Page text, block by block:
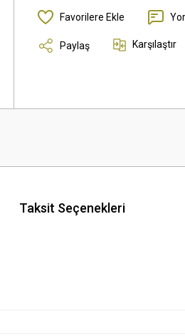
Paylaş Karşılaştır
Taksit Seçenekleri